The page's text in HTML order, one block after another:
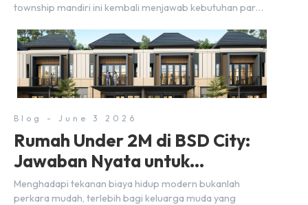
township mandiri ini kembali menjawab kebutuhan para
lewat kehadiran Wander Alley Walk. Ruko terbaru di BSD
City ini datang dengan keunggulan geografis yang
sangat strategis. Letaknya menempel langsung dengan
dua pusat pergerakan massa […]
Blog - June 3 2026
Rumah Under 2M di BSD City:
Jawaban Nyata untuk
Kebutuhan Generasi Sandwich
Menghadapi tekanan biaya hidup modern bukanlah
perkara mudah, terlebih bagi keluarga muda yang